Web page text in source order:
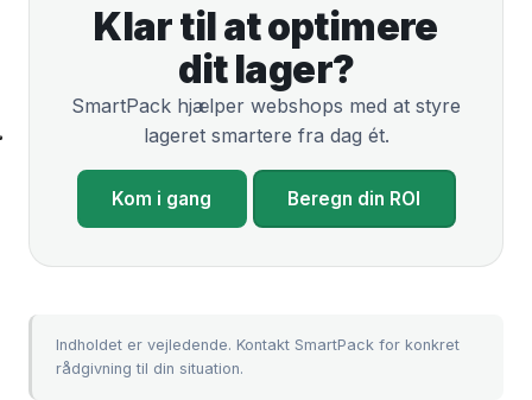
Klar til at optimere
dit lager?
SmartPack hjælper webshops med at styre
lageret smartere fra dag ét.
Kom i gang Beregn din ROI
Indholdet er vejledende. Kontakt SmartPack for konkret
rådgivning til din situation.